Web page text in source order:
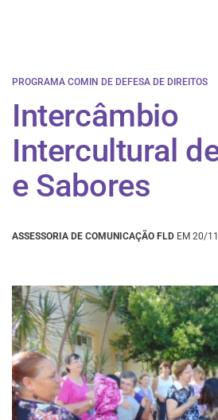
PROGRAMA COMIN DE DEFESA DE DIREITOS
Intercâmbio
Intercultural
e Sabores
ASSESSORIA DE COMUNICAÇÃO FLD EM 20/